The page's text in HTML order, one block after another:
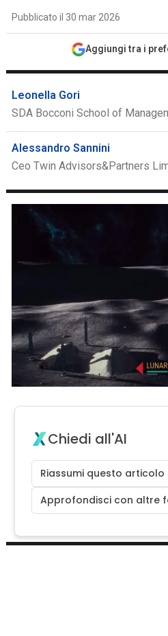
Pubblicato il 30 mar 2026
Aggiungi tra i
Leonella Gori
SDA Bocconi School of
Alessandro Sannini
Ceo Twin Advisors&Partners
Chiedi all'AI
Riassumi questo articolo
Approfondisci con altre